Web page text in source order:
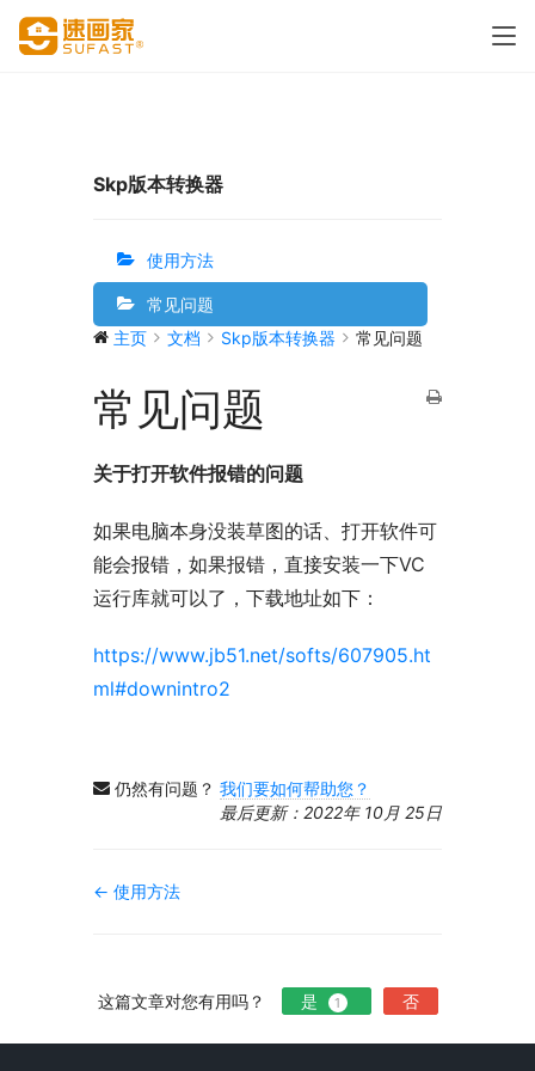
Skp版本转换器
使用方法
常见问题
主页
文档 Skp版本转换器 常见问题
常见问题
关于打开软件报错的问题
如果电脑本身没装草图的话、打开软件可
能会报错，如果报错，直接安装一下VC
运行库就可以了，下载地址如下：
https://www.jb51.net/softs/607905.ht
ml#downintro2
仍然有问题？我们要如何帮助您？
最后更新：2022年 10月 25日
文
航
← 使用方法
这篇文章对您有用吗？ 是 1 否